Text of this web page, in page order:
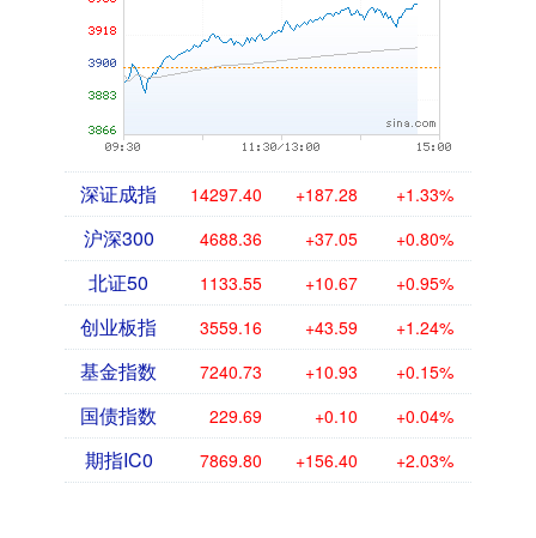
深证成指 14297.40 +187.28 +1.33%
沪深300 4688.36 +37.05 +0.80%
北证50 1133.55 +10.67 +0.95%
创业板指 3559.16 +43.59 +1.24%
基金指数 7240.73 +10.93 +0.15%
国债指数 229.69 +0.10 +0.04%
期指IC0 7869.80 +156.40 +2.03%